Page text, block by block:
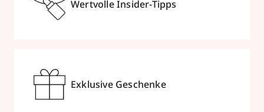
Wertvolle Insider-Tipps
Exklusive Geschenke